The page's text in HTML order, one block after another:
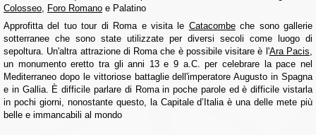
Colosseo, Foro Romano e Palatino
Approfitta del tuo tour di Roma e visita le Catacombeche sono gallerie
sotterranee che sono state utilizzate per diversi secoli come luogo di
sepoltura. Un'altra attrazione di Roma che è possibile visitare è l'Ara Pacis
un monumento eretto tra gli anni 13 e 9 a.C. per celebrare la pace nel
Mediterraneo dopo le vittoriose battaglie dell'imperatore Augusto in Spagna
e in Gallia. È difficile parlare di Roma in poche parole ed è difficile vistarla
in pochi giorni, nonostante questo, la Capitale d’Italia è una delle mete più
belle e immancabili al mondo